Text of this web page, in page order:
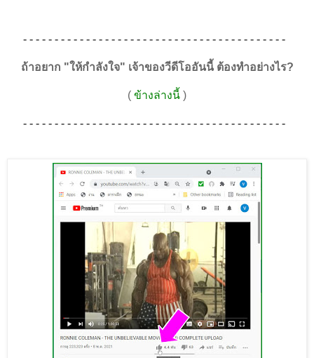
- - - - - - - - - - - - - - - - - - - - - - - - - - - - - - - - - - - - - - - - - -
ถ้าอยาก "ให้กำลังใจ" เจ้าของวีดีโออันนี้ ต้องทำอย่างไร?
( ข้างล่างนี้ )
- - - - - - - - - - - - - - - - - - - - - - - - - - - - - - - - - - - - - - - - - -